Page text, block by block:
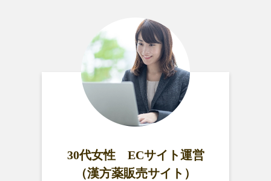
30代女性 ECサイト運営
（漢方薬販売サイト）